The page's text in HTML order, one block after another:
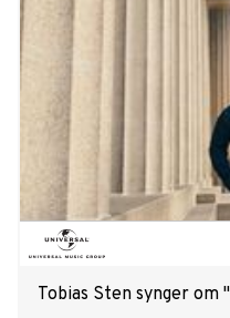
Nigro. Den tilhørende
inkludert Washington
fans med en pop-up-
Was That” signaliserer
Søskentrioen HAIM har
album 13. juni. Albumet
de tidligerer utgitte låtene
Trying To Figure Me Out”
Be Wrong”. Albumet følger
fra 2021. YUNGBLUD, 27
Storbritannia har, gjennom
Tobias Sten synger om